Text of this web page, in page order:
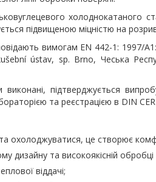
холоднокатаного
підвищеною міцністю на
вимогам EN 442-1: 1997/
ústav, sp. Brno, Чеська
підтверджується
та реєстрацією в DIN
охолоджуватися, це створює
дизайну та високоякісній обробці
віддачі;